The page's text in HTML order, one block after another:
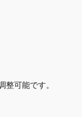
可能です。